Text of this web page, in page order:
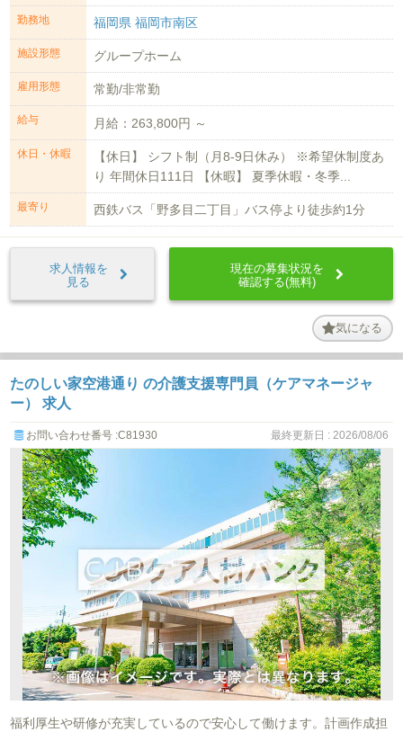
勤務地 福岡県 福岡市南区
施設形態 グループホーム
雇用形態 常勤/非常勤
給与 月給：263,800円 ～
休日・休暇
【休日】 シフト制（月8-9日休み） ※希望休制度あ
り 年間休日111日 【休暇】 夏季休暇・冬季...
最寄り 西鉄バス「野多目二丁目」バス停より徒歩約1分
求人情報を
見る
現在の募集状況を
確認する(無料)
気になる
たのしい家空港通り の介護支援専門員（ケアマネージャ
ー） 求人
お問い合わせ番号 :C81930 最終更新日 : 2026/08/06
福利厚生や研修が充実しているので安心して働けます。計画作成担